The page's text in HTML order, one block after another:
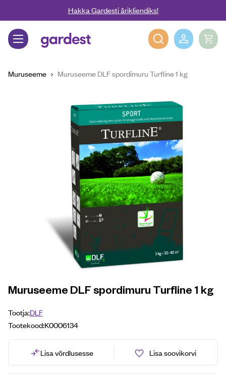
Liigu edasi põhisisu juurdeHakka Gardesti ärikliendiks!
Gardest
Muruseeme Muruseeme DLF spordimuru Turfline 1 kg
Muruseeme DLF spordimuru Turfline 1 kg
Tootja:DLF
Tootekood:K0006134
Lisa võrdlusesse Lisa soovikorvi